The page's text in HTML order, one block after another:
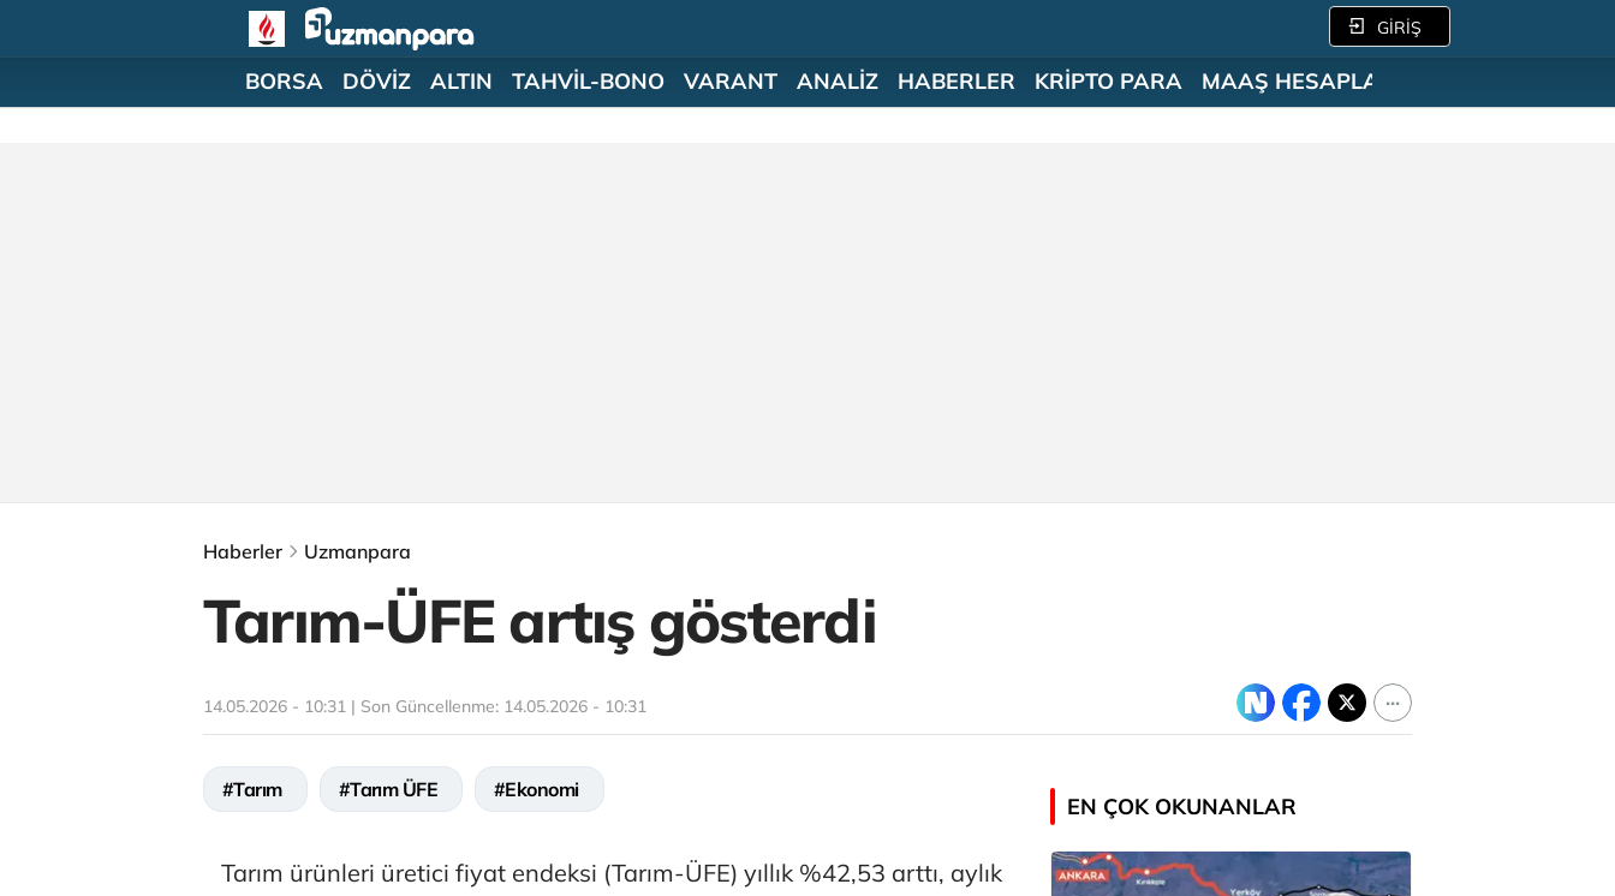
GİRİŞ
BORSA DÖVİZ ALTIN TAHVİL-BONO VARANT ANALİZ HABERLER KRİPTO PARA MAAŞ HESAPLAMA
Haberler Uzmanpara
Tarım-ÜFE artış gösterdi
14.05.2026 - 10:31 | Son Güncellenme: 14.05.2026 - 10:31
#Tarım #Tarım ÜFE #Ekonomi
Tarım ürünleri üretici fiyat endeksi (Tarım-ÜFE) yıllık %42,53 arttı, aylık
EN ÇOK OKUNANLAR